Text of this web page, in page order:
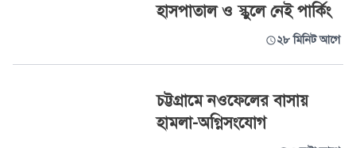
হাসপাতাল ও স্কুলে নেই পার্কিং
২৮ মিনিট আগে
চট্টগ্রামে নওফেলের বাসায়
হামলা-অগ্নিসংযোগ